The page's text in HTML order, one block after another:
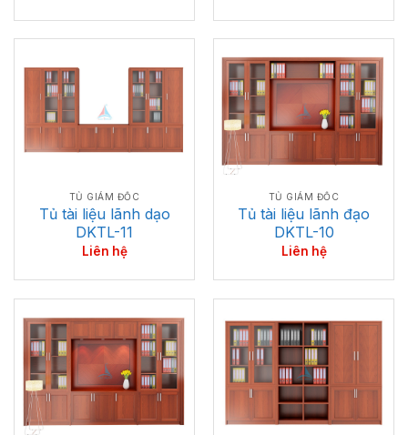
TỦ GIÁM ĐỐC
Tủ tài liệu lãnh dạo
DKTL-11
Liên hệ
TỦ GIÁM ĐỐC
Tủ tài liệu lãnh đạo
DKTL-10
Liên hệ